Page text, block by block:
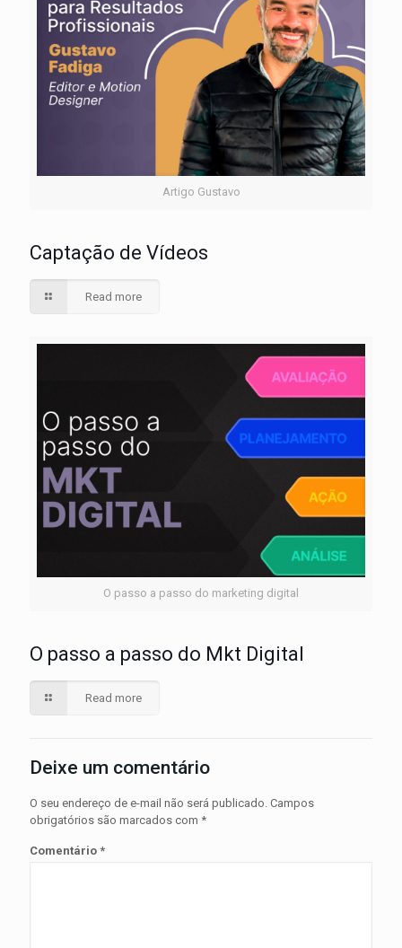
Artigo Gustavo
Captação de Vídeos
Read more
O passo a passo do marketing digital
O passo a passo do Mkt Digital
Read more
Deixe um comentário
O seu endereço de e-mail não será publicado. Campos
obrigatórios são marcados com *
Comentário *